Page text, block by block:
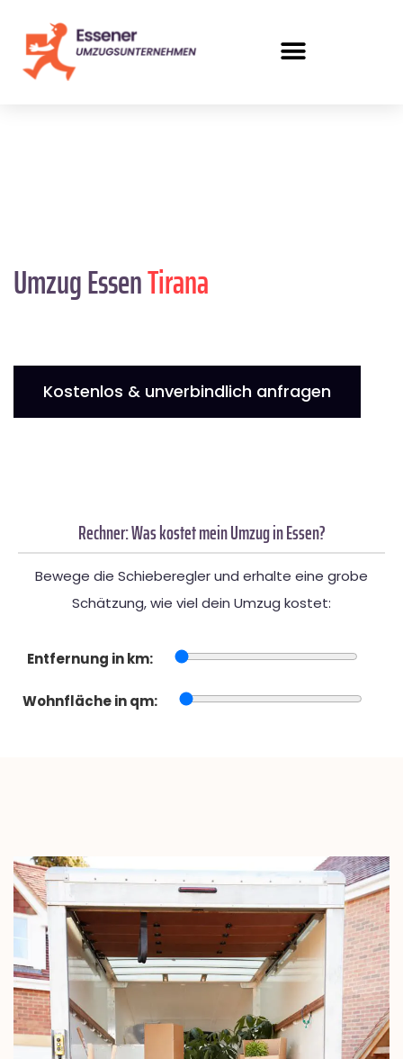
Umzug EssenTirana
Kostenlos & unverbindlich anfragen
Rechner: Was kostet mein Umzug in Essen?
Bewege die Schieberegler und erhalte eine grobe
Schätzung, wie viel dein Umzug kostet:
Entfernung in km:
Wohnfläche in qm: